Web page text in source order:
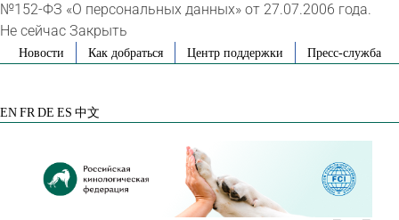
№152-ФЗ «О персональных данных» от 27.07.2006 года.
Не сейчас Закрыть
SkipНовости Как добраться Центр поддержки Пресс-служба
EN FR DE ES 中文